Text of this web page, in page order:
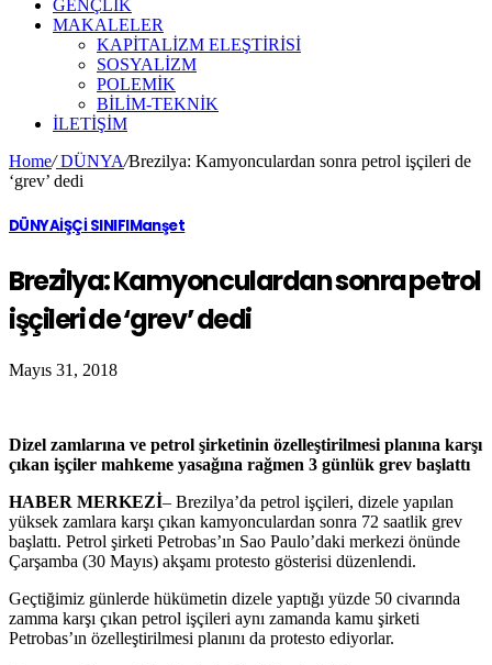
GENÇLİK
MAKALELER
KAPİTALİZM ELEŞTİRİSİ
SOSYALİZM
POLEMİK
BİLİM-TEKNİK
ILETIŞIM
Home/DÜNYA/Brezilya: Kamyonculardan sonra petrol işçileri de
‘grev’ dedi
DÜNYAİŞÇİ SINIFIManşet
Brezilya: Kamyonculardan sonra petrol
işçileri de ‘grev’ dedi
Mayıs 31, 2018
Dizel zamlarına ve petrol şirketinin özelleştirilmesi planına karşı
çıkan işçiler mahkeme yasağına rağmen 3 günlük grev başlattı
HABER MERKEZİ– Brezilya’da petrol işçileri, dizele yapılan
yüksek zamlara karşı çıkan kamyonculardan sonra 72 saatlik grev
başlattı. Petrol şirketi Petrobas’ın Sao Paulo’daki merkezi önünde
Çarşamba (30 Mayıs) akşamı protesto gösterisi düzenlendi.
Geçtiğimiz günlerde hükümetin dizele yaptığı yüzde 50 civarında
zamma karşı çıkan petrol işçileri aynı zamanda kamu şirketi
Petrobas’ın özelleştirilmesi planını da protesto ediyorlar.